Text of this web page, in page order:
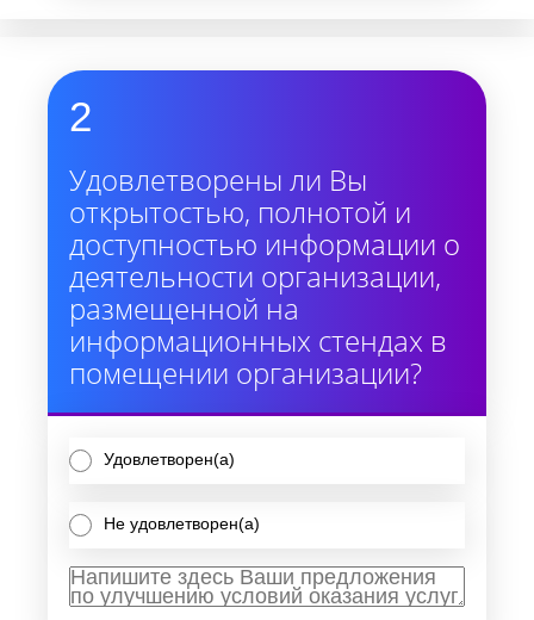
2
Удовлетворены ли Вы
открытостью, полнотой и
доступностью информации о
деятельности организации,
размещенной на
информационных стендах в
помещении организации?
Удовлетворен(а)
Не удовлетворен(а)